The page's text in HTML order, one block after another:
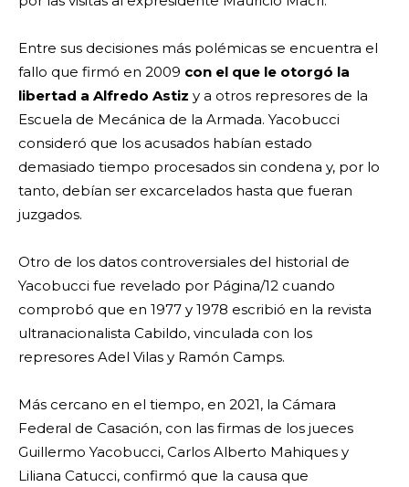
Entre sus decisiones más polémicas se encuentra el
fallo que firmó en 2009 con el que le otorgó la
libertad a Alfredo Astiz y a otros represores de la
Escuela de Mecánica de la Armada. Yacobucci
consideró que los acusados habían estado
demasiado tiempo procesados sin condena y, por lo
tanto, debían ser excarcelados hasta que fueran
juzgados.
Otro de los datos controversiales del historial de
Yacobucci fue revelado por Página/12 cuando
comprobó que en 1977 y 1978 escribió en la revista
ultranacionalista Cabildo, vinculada con los
represores Adel Vilas y Ramón Camps.
Más cercano en el tiempo, en 2021, la Cámara
Federal de Casación, con las firmas de los jueces
Guillermo Yacobucci, Carlos Alberto Mahiques y
Liliana Catucci, confirmó que la causa que